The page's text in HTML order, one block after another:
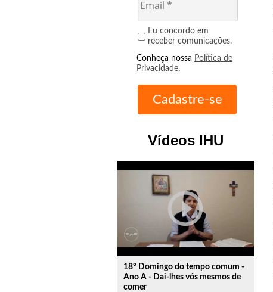
Eu concordo em
receber comunicações.
Conheça nossa Política de
Privacidade.
Vídeos IHU
play_circle_outline
18º Domingo do tempo comum -
Ano A - Dai-lhes vós mesmos de
comer